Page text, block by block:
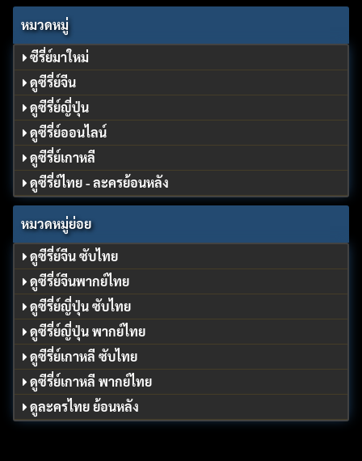
หมวดหมู่
ซีรี่ย์มาใหม่
ดูซีรี่ย์จีน
ดูซีรี่ย์ญี่ปุ่น
ดูซีรี่ย์ออนไลน์
ดูซีรี่ย์เกาหลี
ดูซีรี่ย์ไทย - ละครย้อนหลัง
หมวดหมู่ย่อย
ดูซีรี่ย์จีน ซับไทย
ดูซีรี่ย์จีนพากย์ไทย
ดูซีรี่ย์ญี่ปุ่น ซับไทย
ดูซีรี่ย์ญี่ปุ่น พากย์ไทย
ดูซีรี่ย์เกาหลี ซับไทย
ดูซีรี่ย์เกาหลี พากย์ไทย
ดูละครไทย ย้อนหลัง